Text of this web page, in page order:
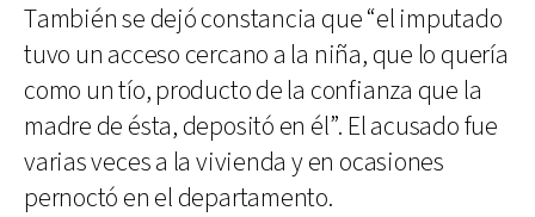
También se dejó constancia que “el imputado
tuvo un acceso cercano a la niña, que lo quería
como un tío, producto de la confianza que la
madre de ésta, depositó en él”. El acusado fue
varias veces a la vivienda y en ocasiones
pernoctó en el departamento.